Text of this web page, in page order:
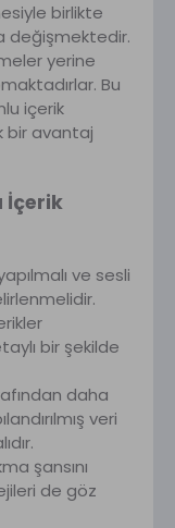
birlikte
değişmektedir.
yerine
Bu
içerik
bir avantaj
İçerik
ve sesli
bir şekilde
daha
veri
şansını
de göz